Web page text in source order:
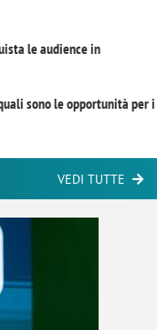
le audience in
sono le opportunità per i
VEDI TUTTE